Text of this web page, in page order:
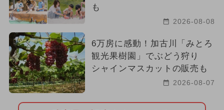
も
2026-08-08
6万房に感動！加古川「みとろ
観光果樹園」でぶどう狩り
シャインマスカットの販売も
2026-08-07